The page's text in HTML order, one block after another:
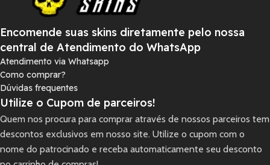
Encomende suas skins diretamente pelo nossa
central de Atendimento do WhatsApp
Atendimento via Whatsapp
Como comprar?
Dúvidas frequentes
Utilize o Cupom de parceiros!
Quem nos procura para comprar através de nossos parceiros tem
descontos exclusivos em nosso site. Utilize o cupom com o
nome do patrocinado e receba automaticamente seu desconto